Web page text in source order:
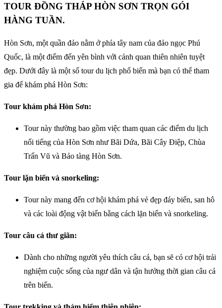
TOUR ĐỒNG THÁP HÒN SƠN TRỌN GÓI
HÀNG TUẦN.
Hòn Sơn, một quần đảo nằm ở phía tây nam của đảo ngọc Phú
Quốc, là một điểm đến yên bình với cảnh quan thiên nhiên tuyệt
đẹp. Dưới đây là một số tour du lịch phổ biến mà bạn có thể tham
gia để khám phá Hòn Sơn:
Tour khám phá Hòn Sơn:
Tour này thường bao gồm việc tham quan các điểm du lịch
nổi tiếng của Hòn Sơn như Bãi Dứa, Bãi Cây Điệp, Chùa
Trấn Vũ và Bảo tàng Hòn Sơn.
Tour lặn biển và snorkeling:
Tour này mang đến cơ hội khám phá vẻ đẹp đáy biển, san hô
và các loài động vật biển bằng cách lặn biển và snorkeling.
Tour câu cá thư giãn:
Dành cho những người yêu thích câu cá, bạn sẽ có cơ hội trải
nghiệm cuộc sống của ngư dân và tận hưởng thời gian câu cá
trên biển.